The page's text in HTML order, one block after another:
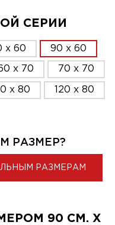
СЕРИИ
x 60 90 x 60
x 70 70 x 70
x 80 120 x 80
РАЗМЕР?
РАЗМЕРАМ
90 СМ. X